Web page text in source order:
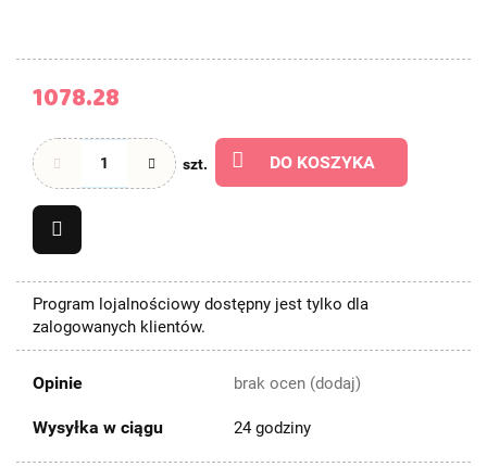
1078.28
szt. DO KOSZYKA
Program lojalnościowy dostępny jest tylko dla
zalogowanych klientów.
Opinie brak ocen (dodaj)
Wysyłka w ciągu 24 godziny